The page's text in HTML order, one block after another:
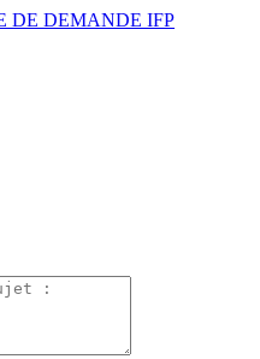
DE DEMANDE IFP